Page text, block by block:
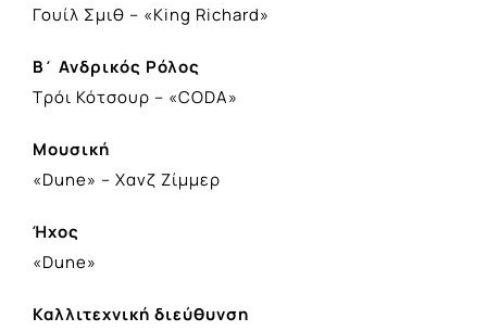
Γουίλ Σμιθ – «King Richard»
B΄ Ανδρικός Ρόλος
Τρόι Κότσουρ – «CODA»
Μουσική
«Dune» – Χανζ Ζίμμερ
Ήχος
«Dune»
Καλλιτεχνική διεύθυνση